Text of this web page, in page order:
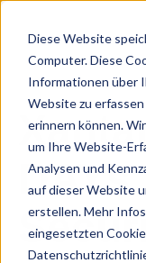
Diese Website
Computer. Diese
Informationen über
Website zu
erinnern können.
um Ihre Website-
Analysen und
auf dieser Website
erstellen. Mehr
eingesetzten